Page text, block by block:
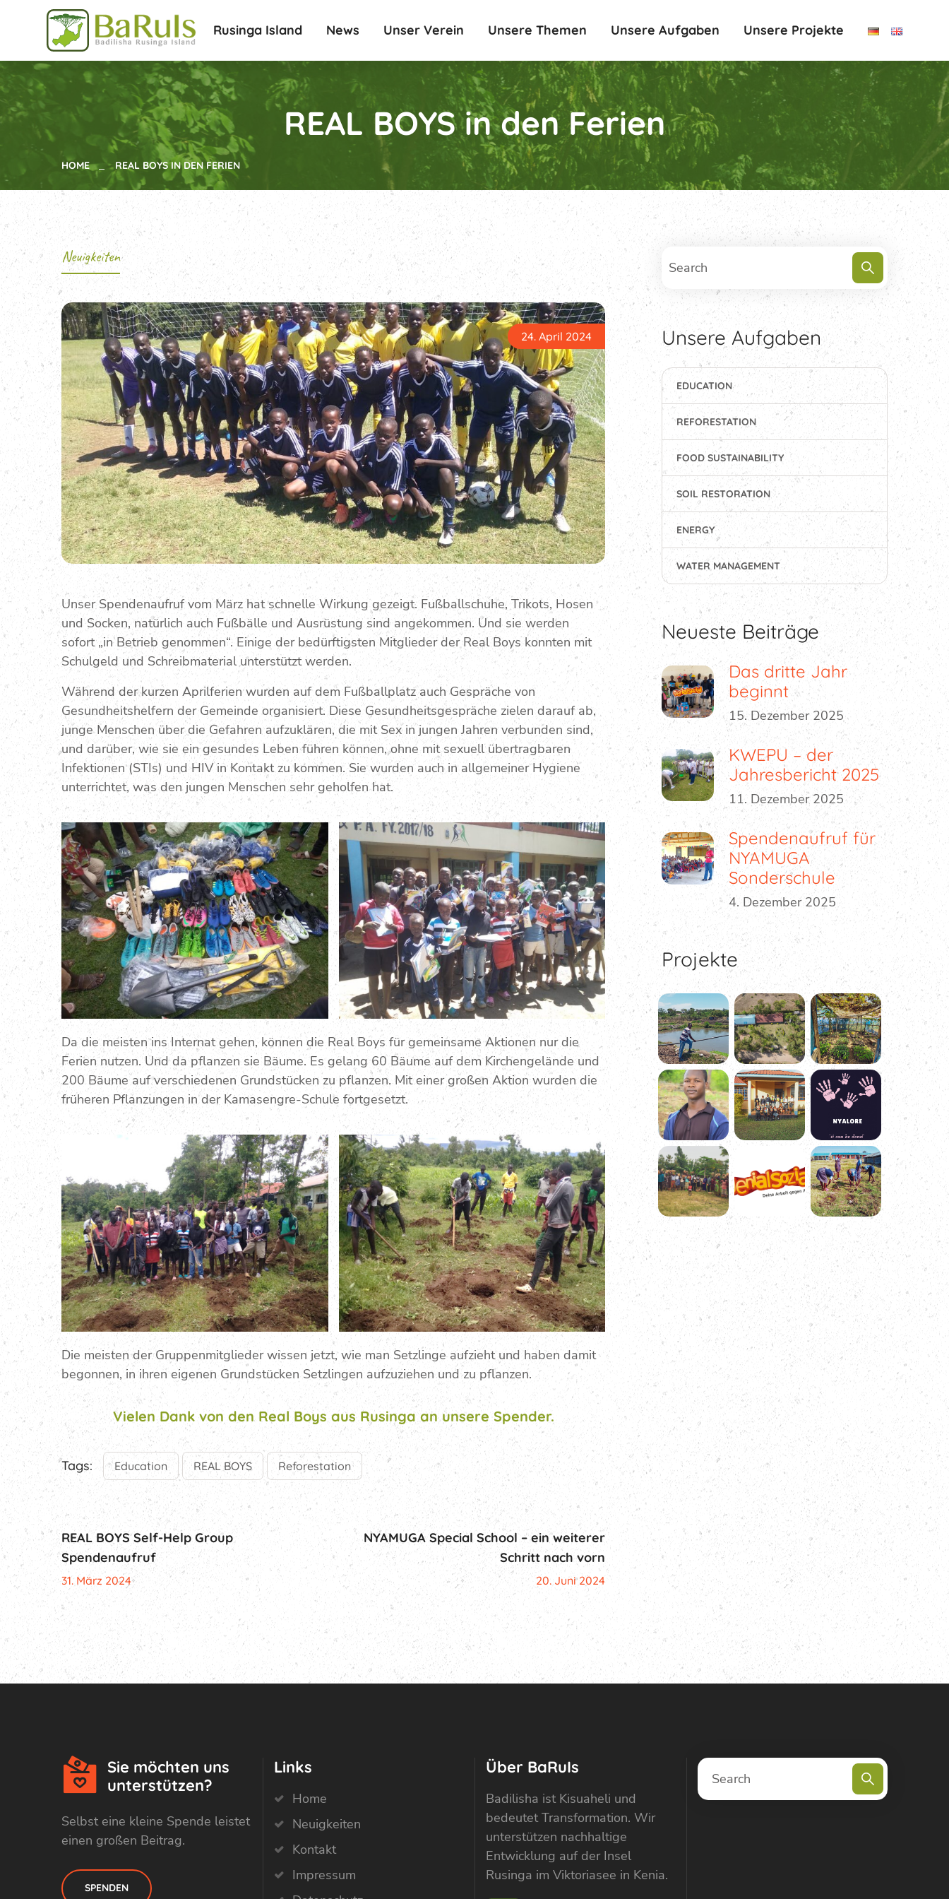
Rusinga Island News Unser Verein Unsere Themen Unsere Aufgaben Unsere Projekte
REAL BOYS in den Ferien
HOME REAL BOYS IN DEN FERIEN
Neuigkeiten
24. April 2024
Unser Spendenaufruf vom März hat schnelle Wirkung gezeigt. Fußballschuhe, Trikots, Hosen
und Socken, natürlich auch Fußbälle und Ausrüstung sind angekommen. Und sie werden
sofort „in Betrieb genommen“. Einige der bedürftigsten Mitglieder der Real Boys konnten mit
Schulgeld und Schreibmaterial unterstützt werden.
Während der kurzen Aprilferien wurden auf dem Fußballplatz auch Gespräche von
Gesundheitshelfern der Gemeinde organisiert. Diese Gesundheitsgespräche zielen darauf ab,
junge Menschen über die Gefahren aufzuklären, die mit Sex in jungen Jahren verbunden sind,
und darüber, wie sie ein gesundes Leben führen können, ohne mit sexuell übertragbaren
Infektionen (STIs) und HIV in Kontakt zu kommen. Sie wurden auch in allgemeiner Hygiene
unterrichtet, was den jungen Menschen sehr geholfen hat.
Da die meisten ins Internat gehen, können die Real Boys für gemeinsame Aktionen nur die
Ferien nutzen. Und da pflanzen sie Bäume. Es gelang 60 Bäume auf dem Kirchengelände und
200 Bäume auf verschiedenen Grundstücken zu pflanzen. Mit einer großen Aktion wurden die
früheren Pflanzungen in der Kamasengre-Schule fortgesetzt.
Die meisten der Gruppenmitglieder wissen jetzt, wie man Setzlinge aufzieht und haben damit
begonnen, in ihren eigenen Grundstücken Setzlingen aufzuziehen und zu pflanzen.
Vielen Dank von den Real Boys aus Rusinga an unsere Spender.
Tags: Education REAL BOYS Reforestation
REAL BOYS Self-Help Group
Spendenaufruf
31. März 2024
NYAMUGA Special School – ein weiterer
Schritt nach vorn
20. Juni 2024
Unsere Aufgaben
EDUCATION
REFORESTATION
FOOD SUSTAINABILITY
SOIL RESTORATION
ENERGY
WATER MANAGEMENT
Neueste Beiträge
Das dritte Jahr
beginnt
15. Dezember 2025
KWEPU – der
Jahresbericht 2025
11. Dezember 2025
Spendenaufruf für
NYAMUGA
Sonderschule
4. Dezember 2025
Projekte
Sie möchten uns
unterstützen?
Selbst eine kleine Spende leistet
einen großen Beitrag.
SPENDEN
Links
Home
Neuigkeiten
Kontakt
Impressum
Über BaRuIs
Badilisha ist Kisuaheli und
bedeutet Transformation. Wir
unterstützen nachhaltige
Entwicklung auf der Insel
Rusinga im Viktoriasee in Kenia.